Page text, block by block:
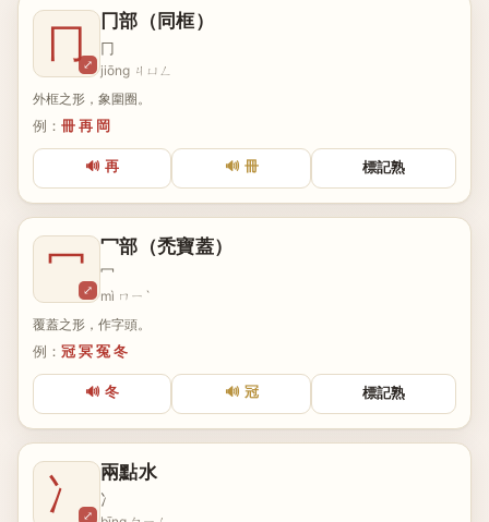
冂⤢
冂部（同框）
冂
jiōng ㄐㄩㄥ
外框之形，象圍圈。
例： 冊 再 岡
🔊 再 🔊 冊 標記熟
冖⤢
冖部（禿寶蓋）
冖
mì ㄇㄧˋ
覆蓋之形，作字頭。
例： 冠 冥 冤 冬
🔊 冬 🔊 冠 標記熟
冫⤢
兩點水
冫